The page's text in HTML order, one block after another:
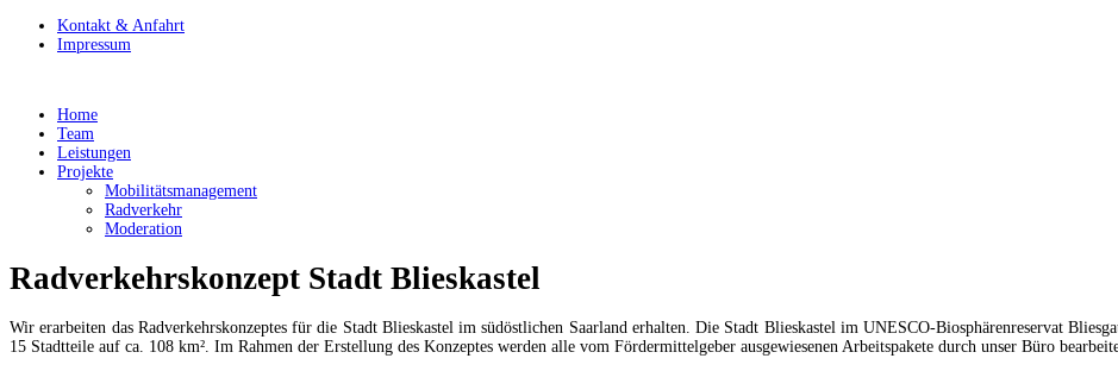
Kontakt & Anfahrt
Impressum
Home
Team
Leistungen
Projekte
Mobilitätsmanagement
Radverkehr
Moderation
Radverkehrskonzept Stadt Blieskastel
Wir erarbeiten das Radverkehrskonzeptes für die Stadt Blieskastel im südöstlichen Saarland erhalten. Die Stadt Blieskastel im UNESCO-Biosphärenreservat
15 Stadtteile auf ca. 108 km². Im Rahmen der Erstellung des Konzeptes werden alle vom Fördermittelgeber ausgewiesenen Arbeitspakete durch unser Büro